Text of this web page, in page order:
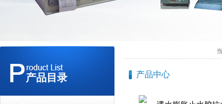
产品目录 产品中心